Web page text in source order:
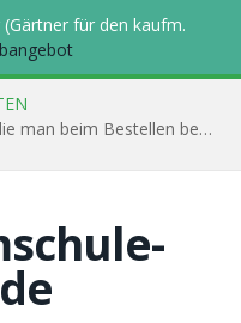
für den kaufm.
Heckenpflanzen kaufen: 5 Dinge, die man beim Bestellen beachten muss